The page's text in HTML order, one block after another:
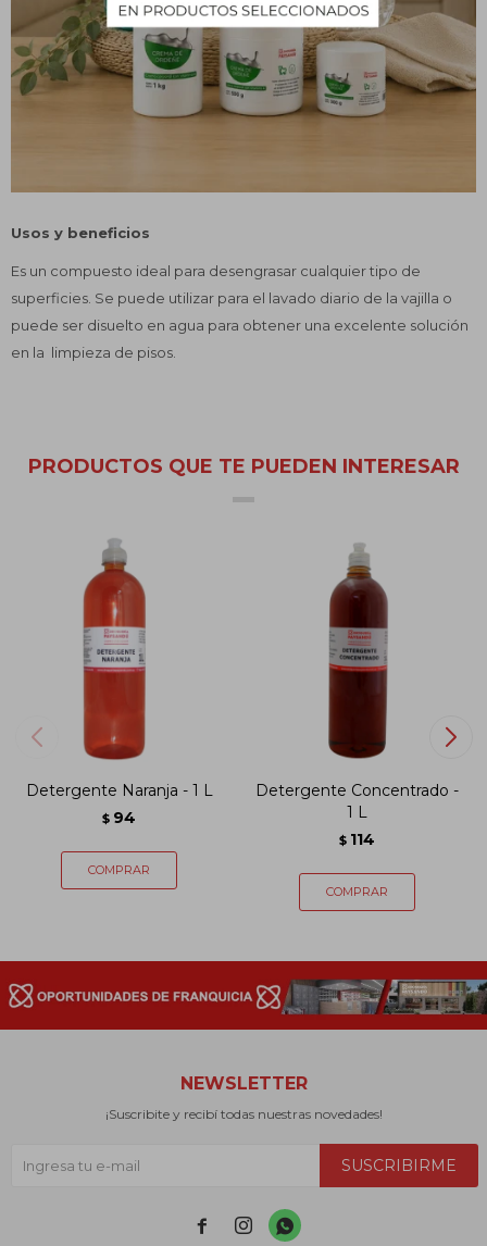
La solución del detergente contiene moléculas con dos lados
opuestos, uno hidrófilo y otro hidrófobo. El lado hidrofóbico se
aferra a la grasa en la suciedad mientras que el lado hidrófilo entra
en contacto con el agua. Los extremos hidrófilos son un poco
Usos y beneficios
Es un compuesto ideal para desengrasar cualquier tipo de
superficies. Se puede utilizar para el lavado diario de la vajilla o
puede ser disuelto en agua para obtener una excelente solución
en la limpieza de pisos.
PRODUCTOS QUE TE PUEDEN INTERESAR
Detergente Naranja - 1 L
$ 94
Detergente Concentrado -
1 L
$ 114
NEWSLETTER
¡Suscribite y recibí todas nuestras novedades!
SUSCRIBIRME
  